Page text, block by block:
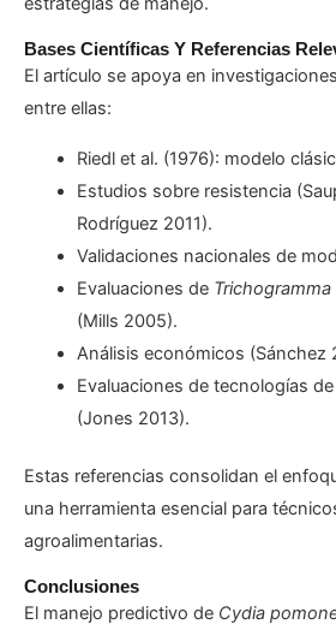
Bases Científicas Y Referencias
El artículo se apoya en
entre ellas:
Riedl et al. (1976): modelo
Estudios sobre resistencia
Rodríguez 2011).
Validaciones nacionales de
Evaluaciones de Trichogramma
(Mills 2005).
Análisis económicos (Sánchez
Evaluaciones de tecnologías
(Jones 2013).
Estas referencias consolidan el
una herramienta esencial para
agroalimentarias.
Conclusiones
El manejo predictivo de Cydia